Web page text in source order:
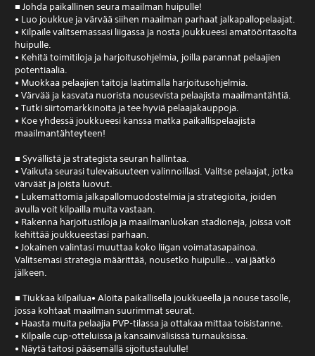
■ Johda paikallinen seura maailman huipulle!
• Luo joukkue ja värvää siihen maailman parhaat jalkapallopelaajat.
• Kilpaile valitsemassasi liigassa ja nosta joukkueesi amatööritasolta
huipulle.
• Kehitä toimitiloja ja harjoitusohjelmia, joilla parannat pelaajien
potentiaalia.
• Muokkaa pelaajien taitoja laatimalla harjoitusohjelmia.
• Värvää ja kasvata nuorista nousevista pelaajista maailmantähtiä.
• Tutki siirtomarkkinoita ja tee hyviä pelaajakauppoja.
• Koe yhdessä joukkueesi kanssa matka paikallispelaajista
maailmantähteyteen!
■ Syvällistä ja strategista seuran hallintaa.
• Vaikuta seurasi tulevaisuuteen valinnoillasi. Valitse pelaajat, jotka
värväät ja joista luovut.
• Lukemattomia jalkapallomuodostelmia ja strategioita, joiden
avulla voit kilpailla muita vastaan.
• Rakenna harjoitustiloja ja maailmanluokan stadioneja, joissa voit
kehittää joukkueestasi parhaan.
• Jokainen valintasi muuttaa koko liigan voimatasapainoa.
Valitsemasi strategia määrittää, nousetko huipulle... vai jäätkö
jälkeen.
■ Tiukkaa kilpailua• Aloita paikallisella joukkueella ja nouse tasolle,
jossa kohtaat maailman suurimmat seurat.
• Haasta muita pelaajia PVP-tilassa ja ottakaa mittaa toisistanne.
• Kilpaile cup-otteluissa ja kansainvälisissä turnauksissa.
• Näytä taitosi pääsemällä sijoitustaululle!